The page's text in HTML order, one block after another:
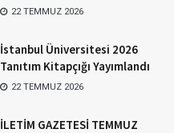
22 TEMMUZ 2026
İstanbul Üniversitesi 2026
Tanıtım Kitapçığı Yayımlandı
22 TEMMUZ 2026
İLETİM GAZETESİ TEMMUZ